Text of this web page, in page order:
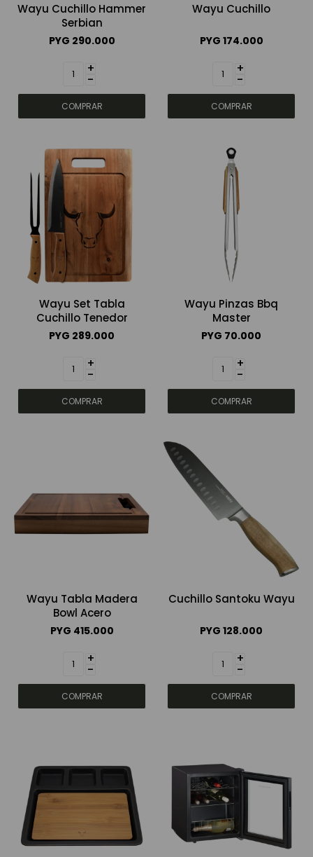
Wayu Cuchillo Hammer
Serbian
PYG 290.000
+
-
Wayu Cuchillo
PYG 174.000
+
-
Wayu Set Tabla
Cuchillo Tenedor
PYG 289.000
+
-
Wayu Pinzas Bbq
Master
PYG 70.000
+
-
Wayu Tabla Madera
Bowl Acero
PYG 415.000
+
-
Cuchillo Santoku Wayu
PYG 128.000
+
-